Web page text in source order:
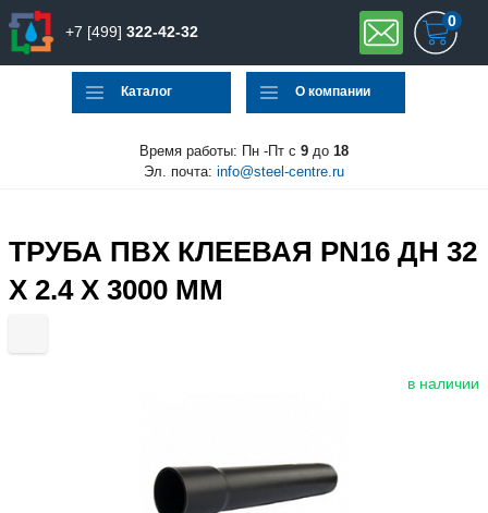
+7 [499] 322-42-32
0
Каталог О компании
Время работы: Пн -Пт с 9 до 18
Эл. почта: info@steel-centre.ru
ТРУБА ПВX КЛЕЕВАЯ PN16 ДН 32
X 2.4 X 3000 ММ
в наличии